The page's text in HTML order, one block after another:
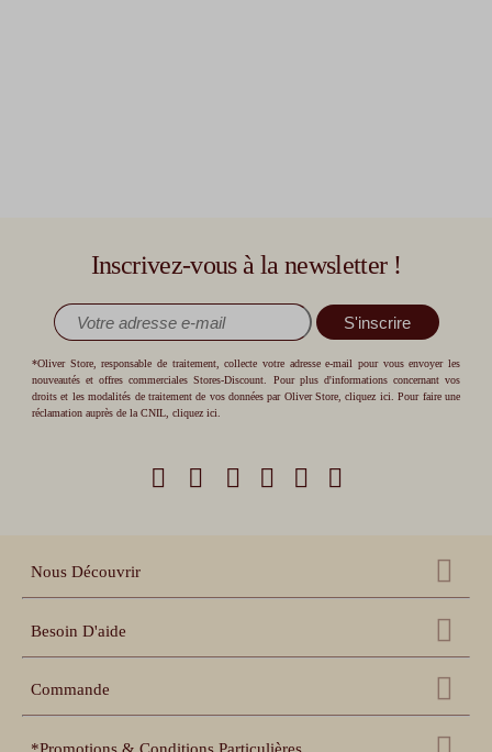
Inscrivez-vous à la newsletter !
S'inscrire
*Oliver Store, responsable de traitement, collecte votre adresse e-mail pour vous envoyer les
nouveautés et offres commerciales Stores-Discount. Pour plus d'informations concernant vos
droits et les modalités de traitement de vos données par Oliver Store,cliquez ici . Pour faire une
réclamation auprès de la CNIL,cliquez ici
Nous Découvrir
Accessoires
Espace pro revendeur
Besoin D'aide
Commande
*Promotions & Conditions Particulières